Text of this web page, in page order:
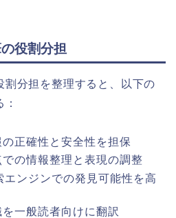
役割分担
割分担を整理すると、以下の
正確性と安全性を担保
の情報整理と表現の調整
エンジンでの発見可能性を高
一般読者向けに翻訳